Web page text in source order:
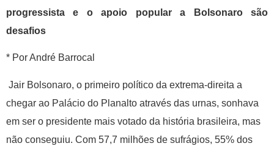
progressista e o apoio popular a Bolsonaro são
desafios
* Por André Barrocal
Jair Bolsonaro, o primeiro político da extrema-direita a
chegar ao Palácio do Planalto através das urnas, sonhava
em ser o presidente mais votado da história brasileira, mas
não conseguiu. Com 57,7 milhões de sufrágios, 55% dos